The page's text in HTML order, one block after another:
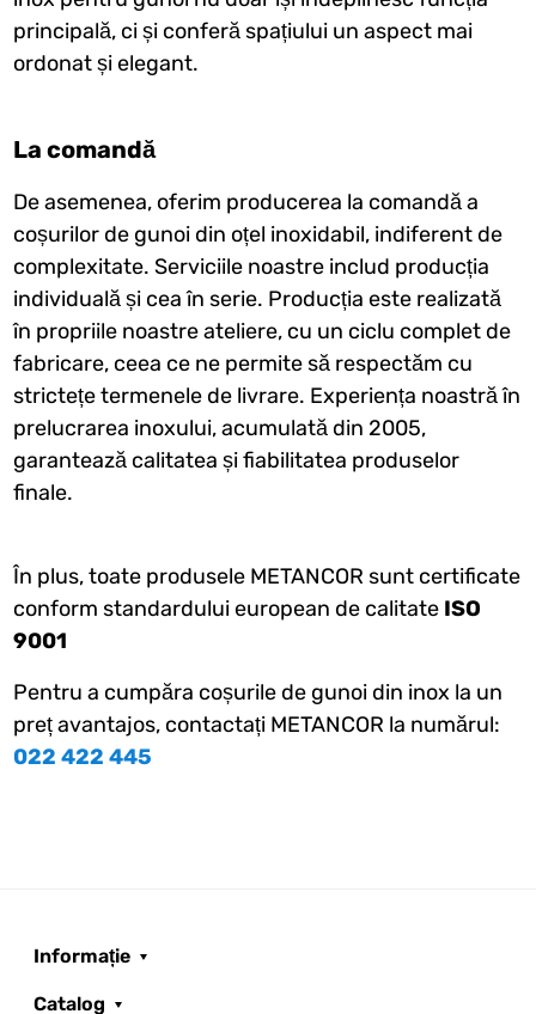
principală, ci și conferă spațiului un aspect mai
ordonat și elegant.
La comandă
De asemenea, oferim producerea la comandă a
coșurilor de gunoi din oțel inoxidabil, indiferent de
complexitate. Serviciile noastre includ producția
individuală și cea în serie. Producția este realizată
în propriile noastre ateliere, cu un ciclu complet de
fabricare, ceea ce ne permite să respectăm cu
strictețe termenele de livrare. Experiența noastră în
prelucrarea inoxului, acumulată din 2005,
garantează calitatea și fiabilitatea produselor
finale.
În plus, toate produsele METANCOR sunt certificate
conform standardului european de calitate ISO
9001
Pentru a cumpăra coșurile de gunoi din inox la un
preț avantajos, contactați METANCOR la numărul:
022 422 445
Informație
Catalog